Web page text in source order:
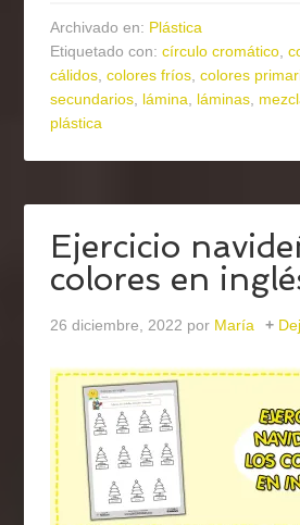
Archivado en: Plástica
Etiquetado con:círculo cromático,
cálidos,colores fríos,colores
secundarios, lámina, láminas,
plástica
Ejercicio
colores en
26 diciembre, 2022 por María